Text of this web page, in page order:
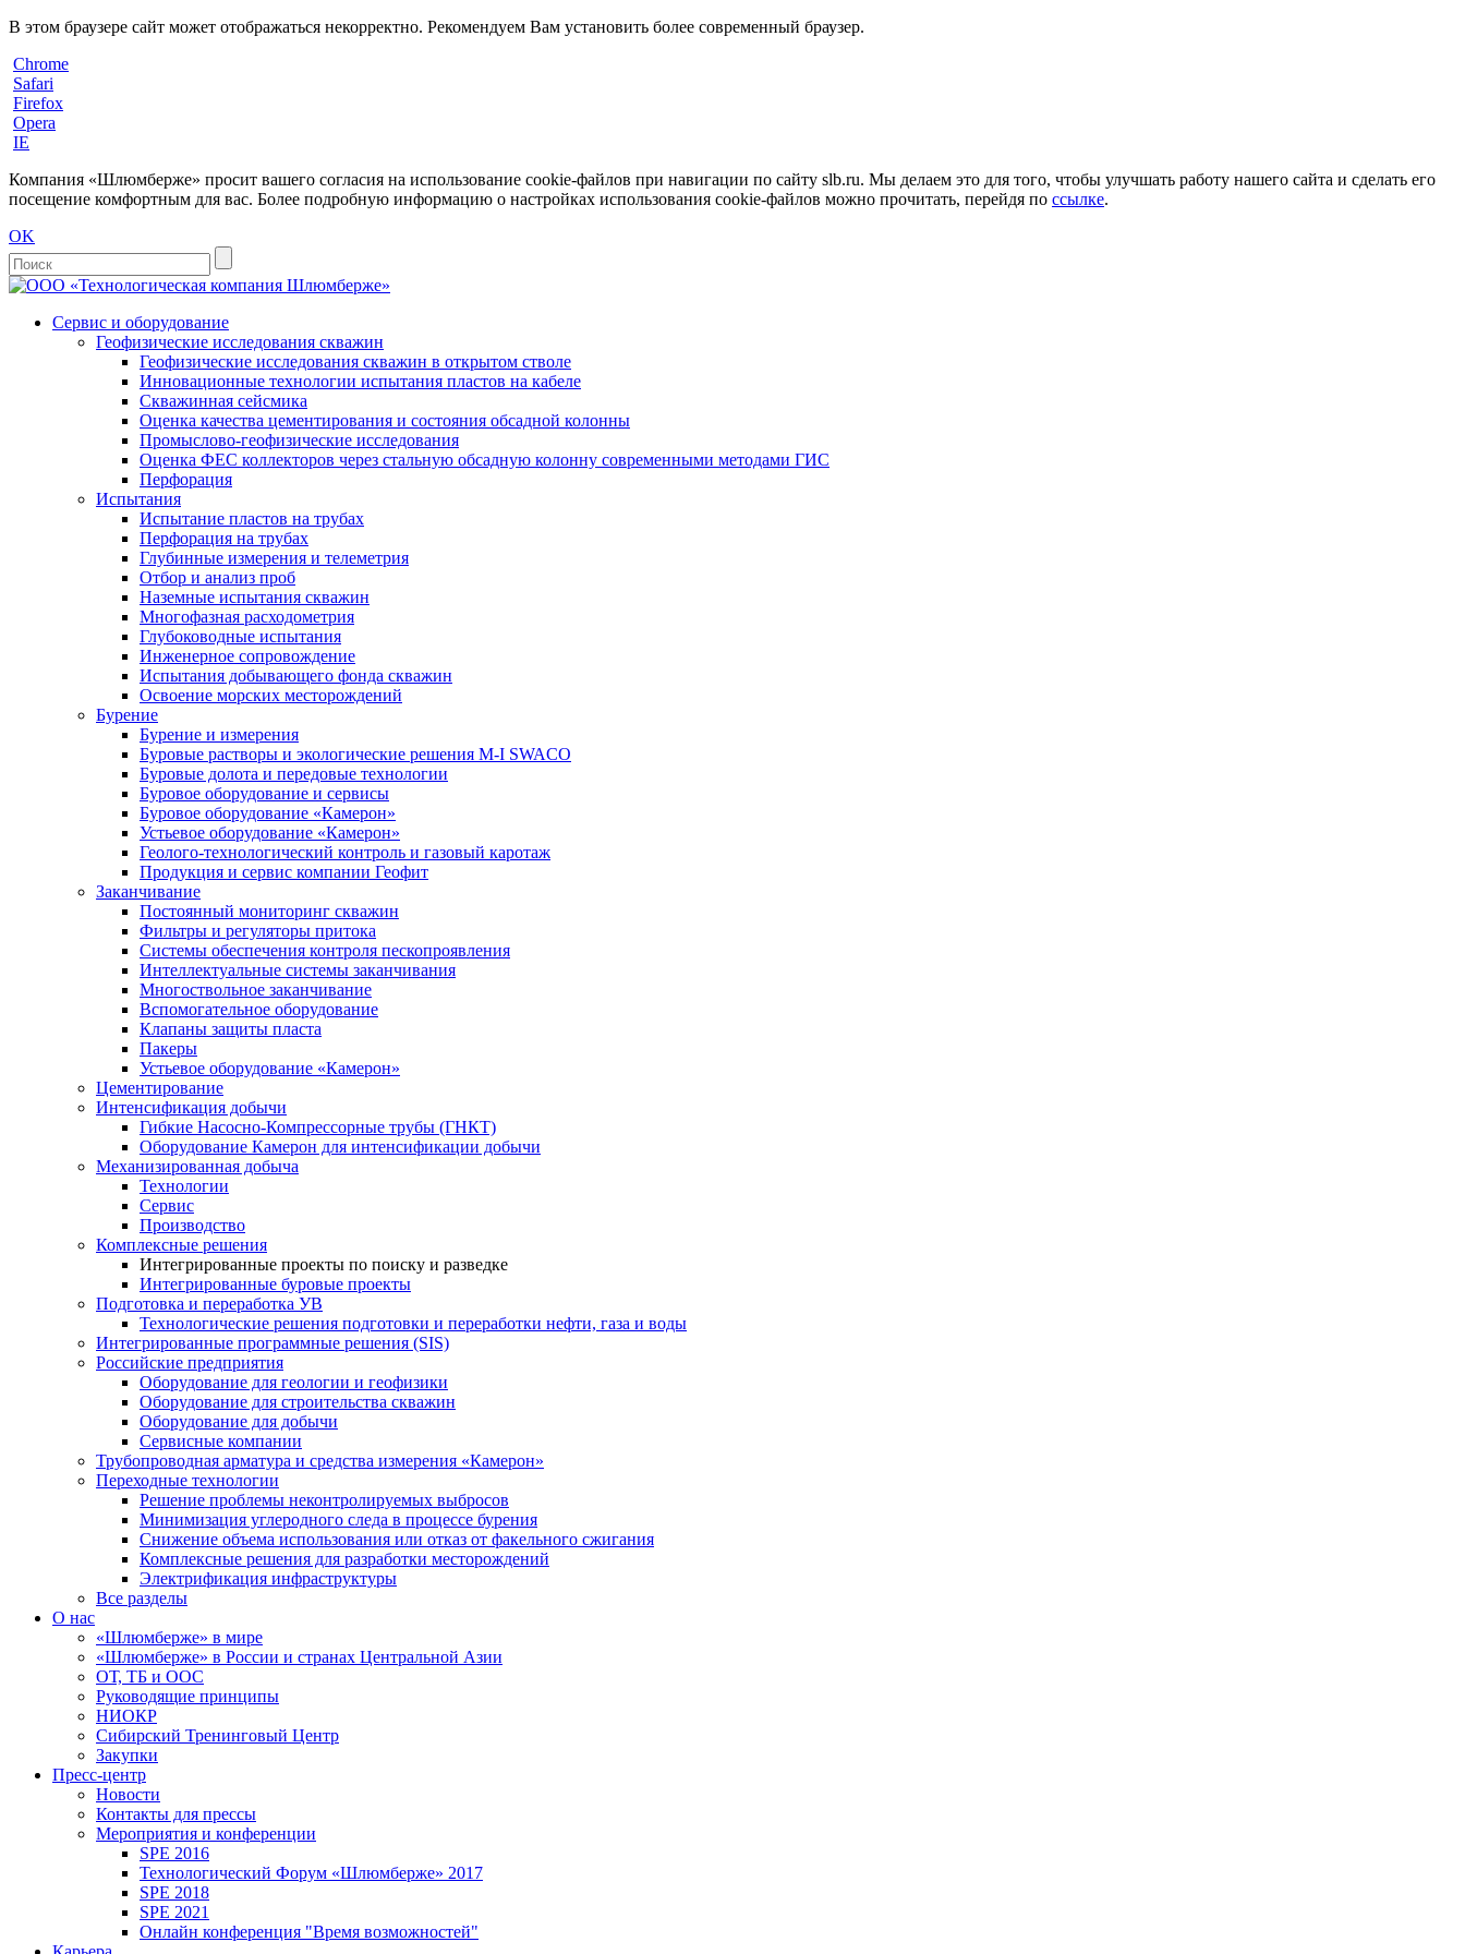
В этом браузере сайт может отображаться некорректно. Рекомендуем Вам установить более современный браузер.
Chrome
Safari
Firefox
Opera
IE
Компания «Шлюмберже» просит вашего согласия на использование cookie-файлов при навигации по сайту slb.ru. Мы делаем это для того, чтобы улучшать работу нашего сайта и сделать его
посещение комфортным для вас. Более подробную информацию о настройках использования cookie-файлов можно прочитать, перейдя по ссылке.
OK
Сервис и оборудование
Геофизические исследования скважин
Геофизические исследования скважин в открытом стволе
Инновационные технологии испытания пластов на кабеле
Скважинная сейсмика
Оценка качества цементирования и состояния обсадной колонны
Промыслово-геофизические исследования
Оценка ФЕС коллекторов через стальную обсадную колонну современными методами ГИС
Перфорация
Испытания
Испытание пластов на трубах
Перфорация на трубах
Глубинные измерения и телеметрия
Отбор и анализ проб
Наземные испытания скважин
Многофазная расходометрия
Глубоководные испытания
Инженерное сопровождение
Испытания добывающего фонда скважин
Освоение морских месторождений
Бурение
Бурение и измерения
Буровые растворы и экологические решения M-I SWACO
Буровые долота и передовые технологии
Буровое оборудование и сервисы
Буровое оборудование «Камерон»
Устьевое оборудование «Камерон»
Геолого-технологический контроль и газовый каротаж
Продукция и сервис компании Геофит
Заканчивание
Постоянный мониторинг скважин
Фильтры и регуляторы притока
Cистемы обеспечения контроля пескопроявления
Интеллектуальные системы заканчивания
Многоствольное заканчивание
Вспомогательное оборудование
Клапаны защиты пласта
Пакеры
Устьевое оборудование «Камерон»
Цементирование
Интенсификация добычи
Гибкие Насосно-Компрессорные трубы (ГНКТ)
Оборудование Камерон для интенсификации добычи
Механизированная добыча
Технологии
Сервис
Производство
Комплексные решения
Интегрированные проекты по поиску и разведке
Интегрированные буровые проекты
Подготовка и переработка УВ
Технологические решения подготовки и переработки нефти, газа и воды
Интегрированные программные решения (SIS)
Российские предприятия
Оборудование для геологии и геофизики
Оборудование для строительства скважин
Оборудование для добычи
Сервисные компании
Трубопроводная арматура и средства измерения «Камерон»
Переходные технологии
Решение проблемы неконтролируемых выбросов
Минимизация углеродного следа в процессе бурения
Снижение объема использования или отказ от факельного сжигания
Комплексные решения для разработки месторождений
Электрификация инфраструктуры
Все разделы
О нас
«Шлюмберже» в мире
«Шлюмберже» в России и странах Центральной Азии
ОТ, ТБ и ООС
Руководящие принципы
НИОКР
Сибирский Тренинговый Центр
Закупки
Пресс-центр
Новости
Контакты для прессы
Мероприятия и конференции
SPE 2016
Технологический Форум «Шлюмберже» 2017
SPE 2018
SPE 2021
Онлайн конференция "Время возможностей"